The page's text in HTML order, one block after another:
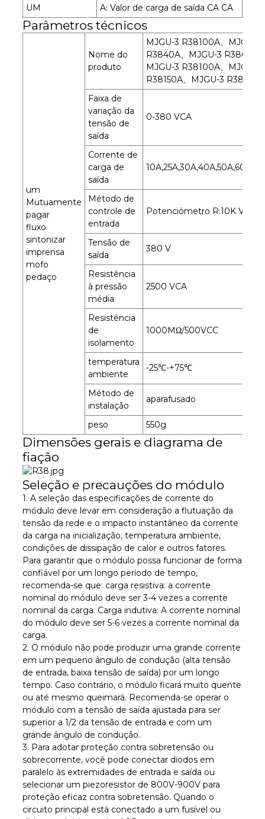
UM A: Valor de carga de saída CA CA
Parâmetros técnicos
um
Mutuamente
pagar
fluxo
sintonizar
imprensa
mofo
pedaço
Nome do
produto
MJGU-3 R38100A、MJGU-3
R3840A、MJGU-3 R3860A
MJGU-3 R38100A、MJGU-3
R38150A、MJGU-3
Faixa de
variação da
tensão de
saída
0-380 VCA
Corrente de
carga de
saída
Método de
controle de
entrada
Potenciômetro R:10K V:0-
Tensão de
saída
380 V
Resistência
à pressão
média
2500 VCA
Resistência
de
isolamento
1000MΩ/500VCC
temperatura
ambiente
-25℃-+75℃
Método de
instalação
aparafusado
peso 550g
Dimensões gerais e diagrama de
fiação
Seleção e precauções do módulo
1. A seleção das especificações de corrente do
módulo deve levar em consideração a flutuação da
tensão da rede e o impacto instantâneo da corrente
da carga na inicialização, temperatura ambiente,
condições de dissipação de calor e outros fatores.
Para garantir que o módulo possa funcionar de forma
confiável por um longo período de tempo,
recomenda-se que: carga resistiva: a corrente
nominal do módulo deve ser 3-4 vezes a corrente
nominal da carga. Carga indutiva: A corrente nominal
do módulo deve ser 5-6 vezes a corrente nominal da
carga.
2. O módulo não pode produzir uma grande corrente
em um pequeno ângulo de condução (alta tensão
de entrada, baixa tensão de saída) por um longo
tempo. Caso contrário, o módulo ficará muito quente
ou até mesmo queimará. Recomenda-se operar o
módulo com a tensão de saída ajustada para ser
superior a 1/2 da tensão de entrada e com um
grande ângulo de condução.
3. Para adotar proteção contra sobretensão ou
sobrecorrente, você pode conectar diodos em
paralelo às extremidades de entrada e saída ou
selecionar um piezoresistor de 800V-900V para
proteção eficaz contra sobretensão. Quando o
circuito principal está conectado a um fusível ou